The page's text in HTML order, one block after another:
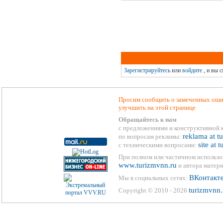
Зарегистрируйтесьили войдите, и вы
Просим сообщить о замеченных
улучшить на этой странице
Обращайтесь к нам
с предложениями и конструктивной
по вопросам рекламы: reklama at
с техническими вопросами: site at
При полном или частичном
www.turizmvnn.ru и автора
Мы в социальных сетях:
Copyright © 2010 - 2026